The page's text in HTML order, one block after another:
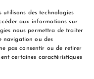
utilisons des technologies
aux informations sur
nous permettra de traiter
navigation ou des
pas consentir ou de retirer
certaines caractéristiques